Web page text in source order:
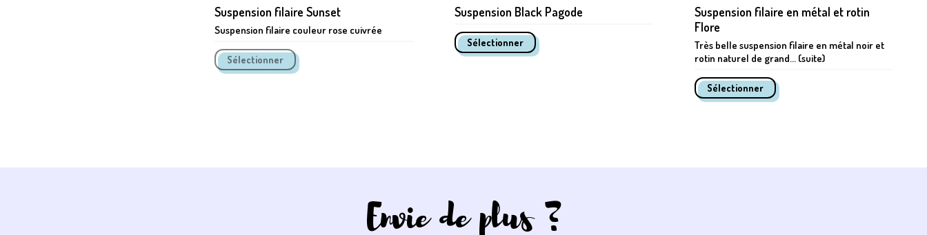
Suspension filaire Sunset
Suspension filaire couleur rose cuivrée
Suspension Black Pagode
Suspension filaire en métal et rotin
Flore
Très belle suspension filaire en métal noir et
rotin naturel de grand... (suite)
Envie de plus ?